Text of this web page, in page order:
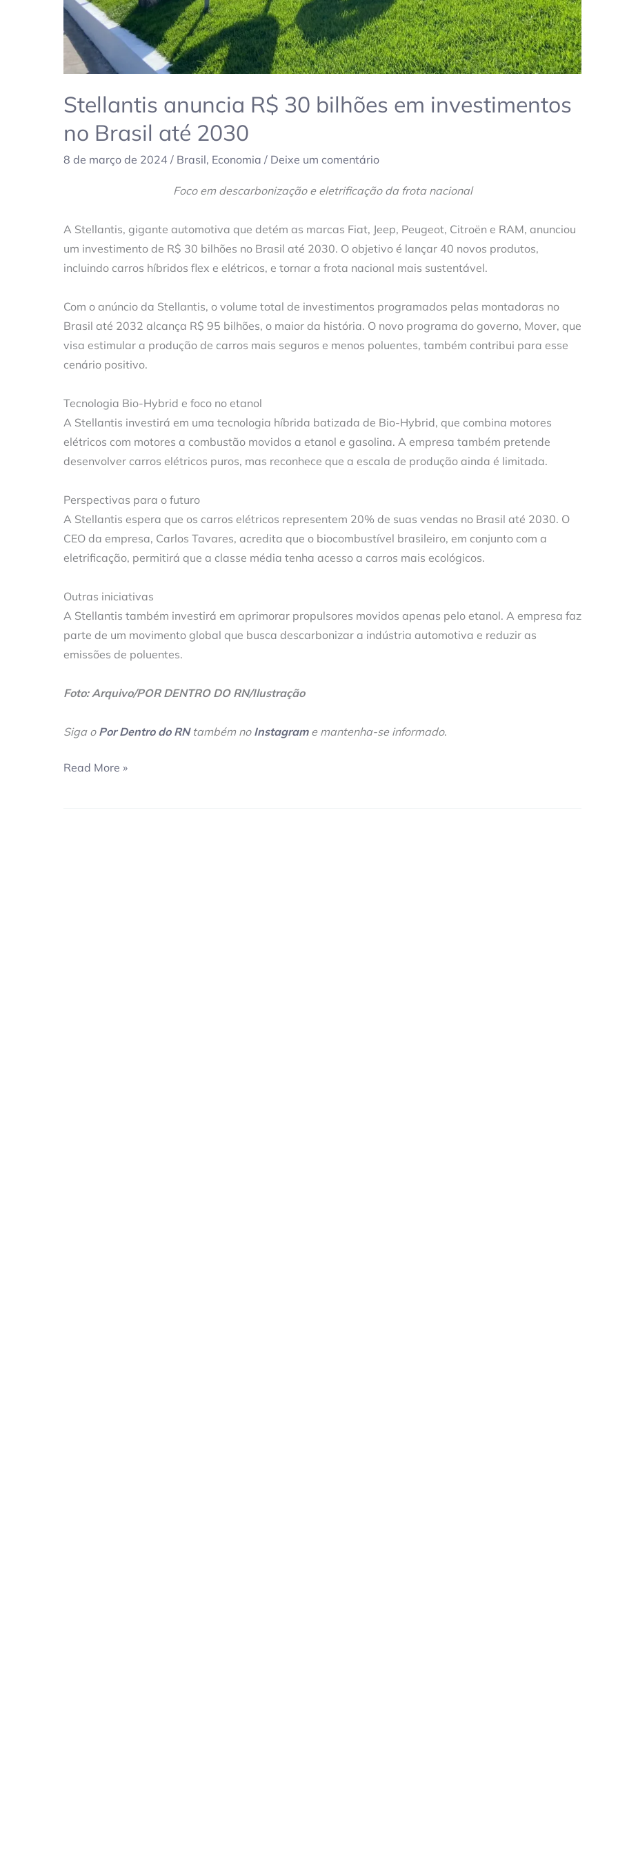
Stellantis anuncia R$ 30 bilhões em investimentos
no Brasil até 2030
8 de março de 2024 / Brasil, Economia / Deixe um comentário
Foco em descarbonização e eletrificação da frota nacional
A Stellantis, gigante automotiva que detém as marcas Fiat, Jeep, Peugeot, Citroën e RAM, anunciou
um investimento de R$ 30 bilhões no Brasil até 2030. O objetivo é lançar 40 novos produtos,
incluindo carros híbridos flex e elétricos, e tornar a frota nacional mais sustentável.
Com o anúncio da Stellantis, o volume total de investimentos programados pelas montadoras no
Brasil até 2032 alcança R$ 95 bilhões, o maior da história. O novo programa do governo, Mover, que
visa estimular a produção de carros mais seguros e menos poluentes, também contribui para esse
cenário positivo.
Tecnologia Bio-Hybrid e foco no etanol
A Stellantis investirá em uma tecnologia híbrida batizada de Bio-Hybrid, que combina motores
elétricos com motores a combustão movidos a etanol e gasolina. A empresa também pretende
desenvolver carros elétricos puros, mas reconhece que a escala de produção ainda é limitada.
Perspectivas para o futuro
A Stellantis espera que os carros elétricos representem 20% de suas vendas no Brasil até 2030. O
CEO da empresa, Carlos Tavares, acredita que o biocombustível brasileiro, em conjunto com a
eletrificação, permitirá que a classe média tenha acesso a carros mais ecológicos.
Outras iniciativas
A Stellantis também investirá em aprimorar propulsores movidos apenas pelo etanol. A empresa faz
parte de um movimento global que busca descarbonizar a indústria automotiva e reduzir as
emissões de poluentes.
Foto: Arquivo/POR DENTRO DO RN/Ilustração
Siga o Por Dentro do RNtambém no Instagrame mantenha-se informado.
Read More »